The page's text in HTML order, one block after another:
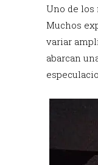
Uno de los
Muchos
variar
abarcan